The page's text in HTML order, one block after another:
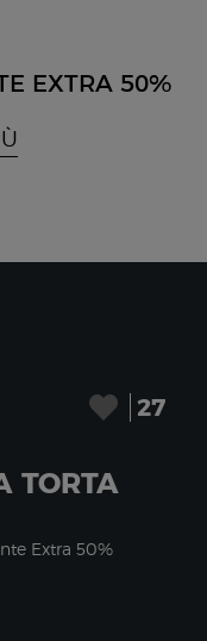
EXTRA 50%
27
TORTA
Extra 50%